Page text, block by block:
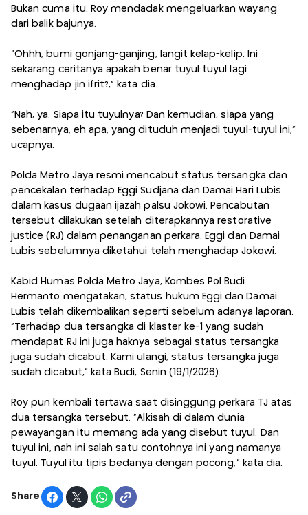
Bukan cuma itu. Roy mendadak mengeluarkan wayang
dari balik bajunya.
“Ohhh, bumi gonjang-ganjing, langit kelap-kelip. Ini
sekarang ceritanya apakah benar tuyul tuyul lagi
menghadap jin ifrit?,” kata dia.
“Nah, ya. Siapa itu tuyulnya? Dan kemudian, siapa yang
sebenarnya, eh apa, yang dituduh menjadi tuyul-tuyul ini,”
ucapnya.
Polda Metro Jaya resmi mencabut status tersangka dan
pencekalan terhadap Eggi Sudjana dan Damai Hari Lubis
dalam kasus dugaan ijazah palsu Jokowi. Pencabutan
tersebut dilakukan setelah diterapkannya restorative
justice (RJ) dalam penanganan perkara. Eggi dan Damai
Lubis sebelumnya diketahui telah menghadap Jokowi.
Kabid Humas Polda Metro Jaya, Kombes Pol Budi
Hermanto mengatakan, status hukum Eggi dan Damai
Lubis telah dikembalikan seperti sebelum adanya laporan.
"Terhadap dua tersangka di klaster ke-1 yang sudah
mendapat RJ ini juga haknya sebagai status tersangka
juga sudah dicabut. Kami ulangi, status tersangka juga
sudah dicabut," kata Budi, Senin (19/1/2026).
Roy pun kembali tertawa saat disinggung perkara TJ atas
dua tersangka tersebut. “Alkisah di dalam dunia
pewayangan itu memang ada yang disebut tuyul. Dan
tuyul ini, nah ini salah satu contohnya ini yang namanya
tuyul. Tuyul itu tipis bedanya dengan pocong,” kata dia.
Share